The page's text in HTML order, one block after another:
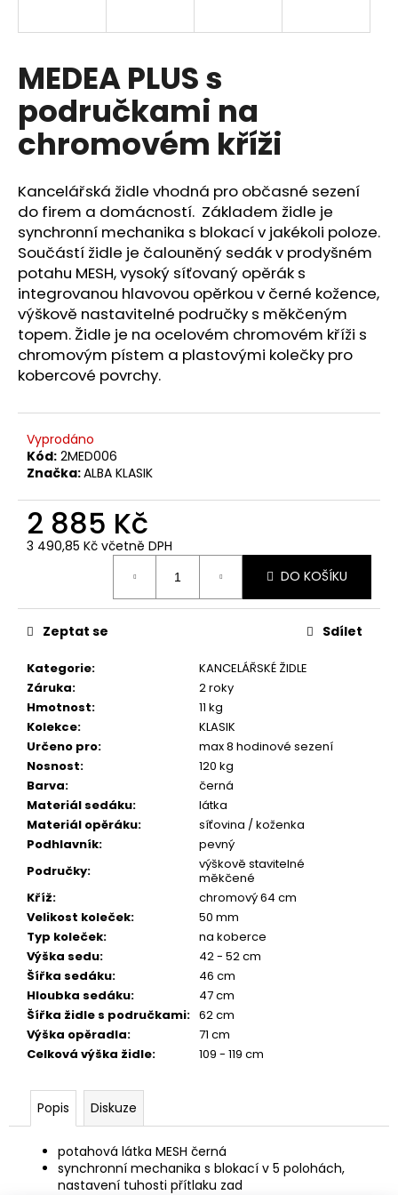
MEDEA PLUS s
područkami na
chromovém kříži
Kancelářská židle vhodná pro občasné sezení
do firem a domácností. Základem židle je
synchronní mechanika s blokací v jakékoli poloze.
Součástí židle je čalouněný sedák v prodyšném
potahu MESH, vysoký síťovaný opěrák s
integrovanou hlavovou opěrkou v černé kožence,
výškově nastavitelné područky s měkčeným
topem. Židle je na ocelovém chromovém kříži s
chromovým pístem a plastovými kolečky pro
kobercové povrchy.
Vyprodáno
Kód: 2MED006
Značka:ALBA KLASIK
2 885 Kč
3 490,85 Kč včetně DPH
DO KOŠÍKU
Kategorie:
KANCELÁŘSKÉ ŽIDLE
Záruka:
2 roky
Hmotnost:
11 kg
Kolekce:
KLASIK
Určeno pro:
max 8 hodinové sezení
Nosnost:
120 kg
Barva:
černá
Materiál sedáku:
látka
Materiál opěráku:
síťovina / koženka
Podhlavník:
pevný
Područky:
výškově stavitelné
měkčené
Kříž:
chromový 64 cm
Velikost koleček:
50 mm
Typ koleček:
na koberce
Výška sedu:
42 - 52 cm
Šířka sedáku:
46 cm
Hloubka sedáku:
47 cm
Šířka židle s područkami: 62 cm
Výška opěradla:
71 cm
Celková výška židle: 109 - 119 cm
Zeptat se Sdílet
Popis Diskuze
potahová látka MESH černá
synchronní mechanika s blokací v 5 polohách,
nastavení tuhosti přítlaku zad
í
t
?
HLEDAT
D
o
p
o
r
u
u
e
m
e